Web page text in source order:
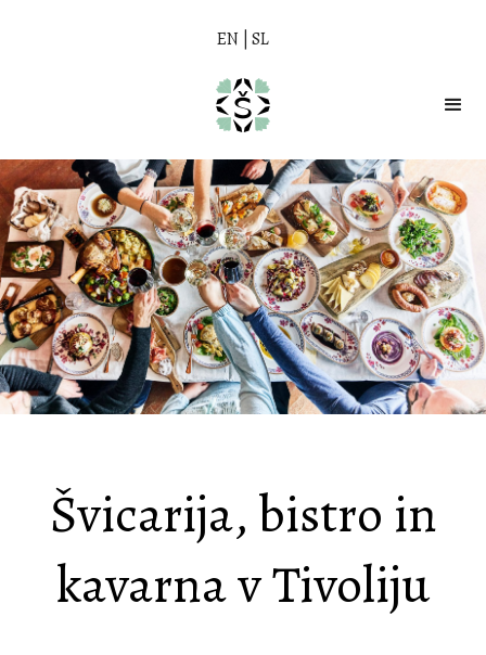
EN SL
Švicarija, bistro in
kavarna v Tivoliju